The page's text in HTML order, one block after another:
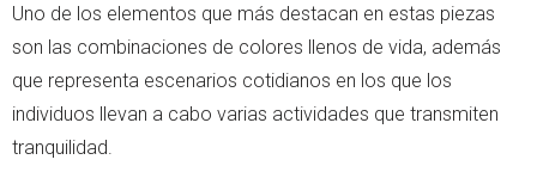
Uno de los elementos que más destacan en estas piezas
son las combinaciones de colores llenos de vida, además
que representa escenarios cotidianos en los que los
individuos llevan a cabo varias actividades que transmiten
tranquilidad.